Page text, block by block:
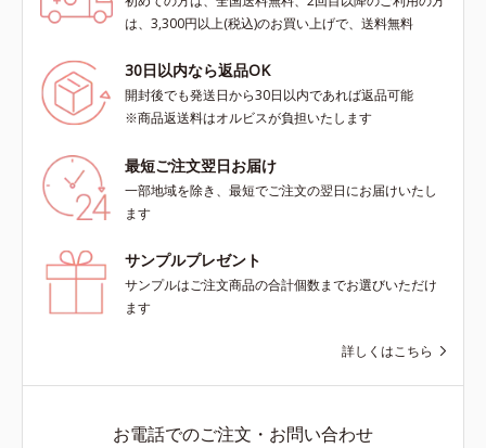
は、3,300円以上(税込)のお買い上げで、送料無料
30日以内なら返品OK
開封後でも発送日から30日以内であれば返品可能
※商品返送料はオルビスが負担いたします
最短ご注文翌日お届け
一部地域を除き、最短でご注文の翌日にお届けいたし
ます
サンプルプレゼント
サンプルはご注文商品の合計個数までお選びいただけ
ます
詳しくはこちら
お電話でのご注文・お問い合わせ